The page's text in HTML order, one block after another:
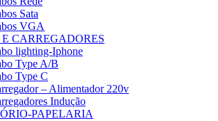
Sata
VGA
CARREGADORES
lighting-Iphone
Type A/B
Type C
– Alimentador 220v
Indução
PAPELARIA